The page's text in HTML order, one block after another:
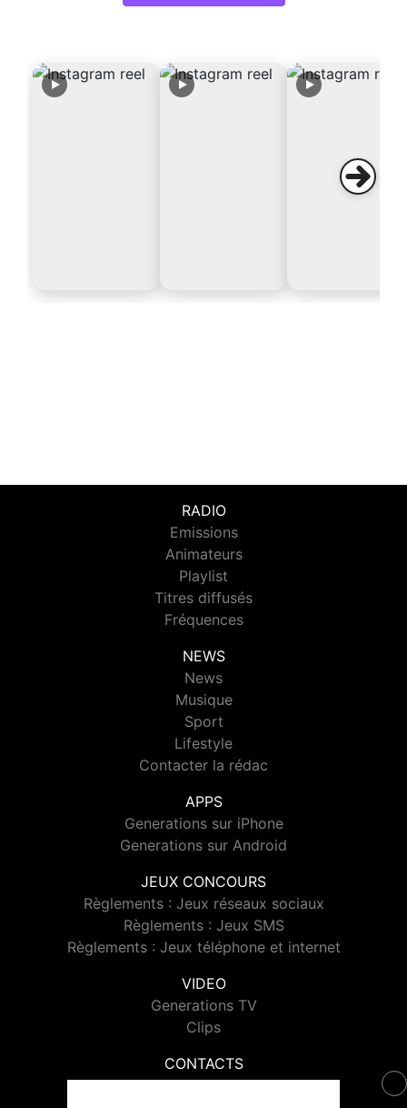
RADIO
Emissions
Animateurs
Playlist
Titres diffusés
Fréquences
NEWS
News
Musique
Sport
Lifestyle
Contacter la rédac
APPS
Generations sur iPhone
Generations sur Android
JEUX CONCOURS
Règlements : Jeux réseaux sociaux
Règlements : Jeux SMS
Règlements : Jeux téléphone et internet
VIDEO
Generations TV
Clips
CONTACTS
Contacter Generations